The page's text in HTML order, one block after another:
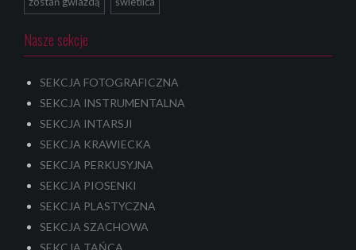
Nasze sekcje
SEKCJA FOTOGRAFICZNA
SEKCJA INSTRUMENTALNA
SEKCJA INTARSJI
SEKCJA KRAWIECKA
SEKCJA PERKUSYJNA
SEKCJA PIOSENKI
SEKCJA PLASTYCZNA
SEKCJA SZACHOWA